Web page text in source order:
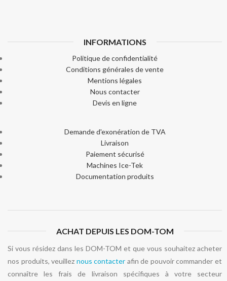
INFORMATIONS
Politique de confidentialité
Conditions générales de vente
Mentions légales
Nous contacter
Devis en ligne
Demande d'exonération de TVA
Livraison
Paiement sécurisé
Machines Ice-Tek
Documentation produits
ACHAT DEPUIS LES DOM-TOM
Si vous résidez dans les DOM-TOM et que vous souhaitez acheter
nos produits, veuillez nous contacter afin de pouvoir commander et
connaître les frais de livraison spécifiques à votre secteur